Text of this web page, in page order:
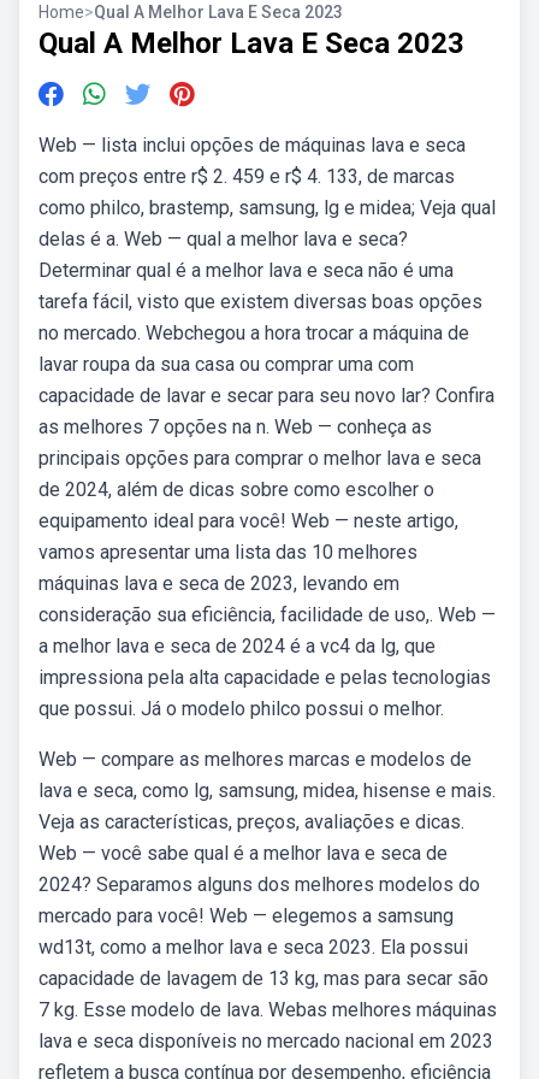
Home>Qual A Melhor Lava E Seca 2023
Qual A Melhor Lava E Seca 2023
Web — lista inclui opções de máquinas lava e seca
com preços entre r$ 2. 459 e r$ 4. 133, de marcas
como philco, brastemp, samsung, lg e midea; Veja qual
delas é a. Web — qual a melhor lava e seca?
Determinar qual é a melhor lava e seca não é uma
tarefa fácil, visto que existem diversas boas opções
no mercado. Webchegou a hora trocar a máquina de
lavar roupa da sua casa ou comprar uma com
capacidade de lavar e secar para seu novo lar? Confira
as melhores 7 opções na n. Web — conheça as
principais opções para comprar o melhor lava e seca
de 2024, além de dicas sobre como escolher o
equipamento ideal para você! Web — neste artigo,
vamos apresentar uma lista das 10 melhores
máquinas lava e seca de 2023, levando em
consideração sua eficiência, facilidade de uso,. Web —
a melhor lava e seca de 2024 é a vc4 da lg, que
impressiona pela alta capacidade e pelas tecnologias
que possui. Já o modelo philco possui o melhor.
Web — compare as melhores marcas e modelos de
lava e seca, como lg, samsung, midea, hisense e mais.
Veja as características, preços, avaliações e dicas.
Web — você sabe qual é a melhor lava e seca de
2024? Separamos alguns dos melhores modelos do
mercado para você! Web — elegemos a samsung
wd13t, como a melhor lava e seca 2023. Ela possui
capacidade de lavagem de 13 kg, mas para secar são
7 kg. Esse modelo de lava. Webas melhores máquinas
lava e seca disponíveis no mercado nacional em 2023
refletem a busca contínua por desempenho, eficiência